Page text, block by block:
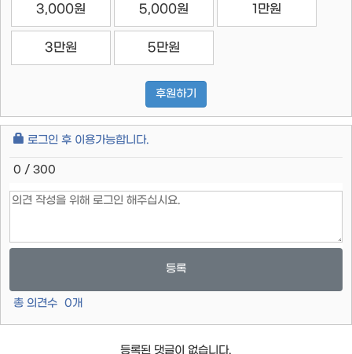
3,000원 5,000원 1만원
3만원 5만원
후원하기
로그인 후 이용가능합니다.
0 / 300
등록
총 의견수 0개
등록된 댓글이 없습니다.